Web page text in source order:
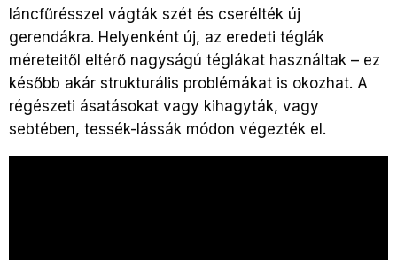
láncfűrésszel vágták szét és cserélték új
gerendákra. Helyenként új, az eredeti téglák
méreteitől eltérő nagyságú téglákat használtak – ez
később akár strukturális problémákat is okozhat. A
régészeti ásatásokat vagy kihagyták, vagy
sebtében, tessék-lássák módon végezték el.